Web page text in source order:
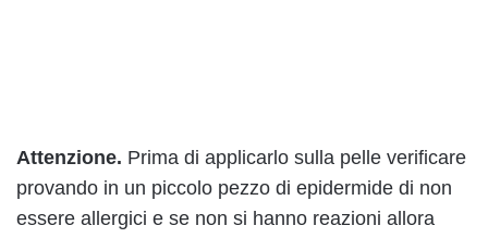
Attenzione. Prima di applicarlo sulla pelle verificare
provando in un piccolo pezzo di epidermide di non
essere allergici e se non si hanno reazioni allora